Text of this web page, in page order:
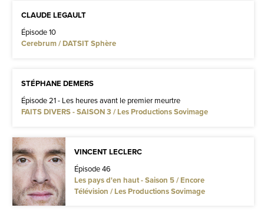
CLAUDE LEGAULT
Épisode 10
Cerebrum / DATSIT Sphère
STÉPHANE DEMERS
Épisode 21 - Les heures avant le premier meurtre
FAITS DIVERS - SAISON 3 / Les Productions Sovimage
VINCENT LECLERC
Épisode 46
Les pays d'en haut - Saison 5 / Encore
Télévision / Les Productions Sovimage